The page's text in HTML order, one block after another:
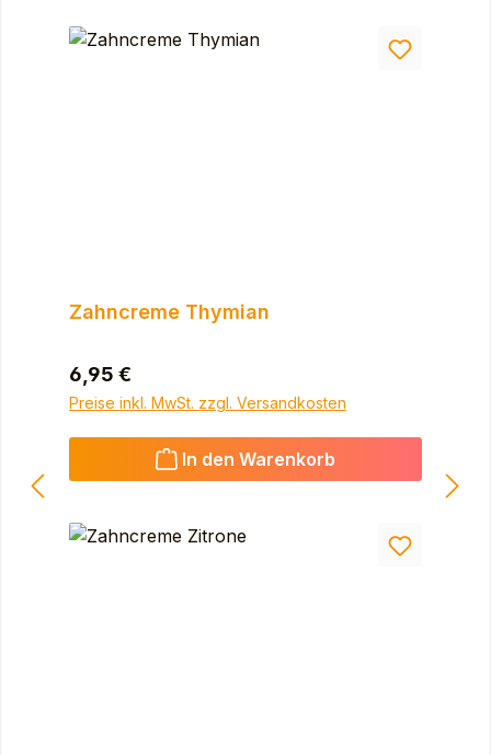
Zahncreme Thymian
Regulärer Preis:
6,95 €
Preise inkl. MwSt. zzgl. Versandkosten
In den Warenkorb